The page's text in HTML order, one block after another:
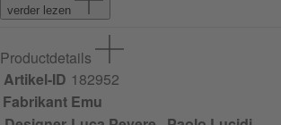
verder lezen
Productdetails
Artikel-ID 182952
Fabrikant Emu